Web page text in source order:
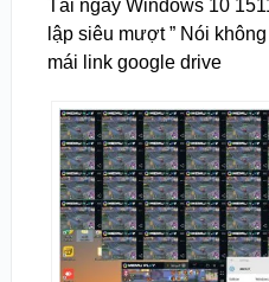
Tải ngay Windows 10
lập siêu mượt ” Nói
mái link google drive